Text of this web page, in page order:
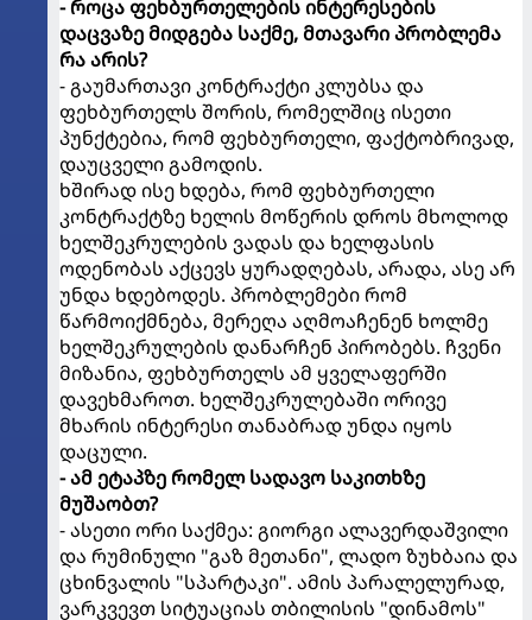
- როცა ფეხბურთელების ინტერესების
დაცვაზე მიდგება საქმე, მთავარი პრობლემა
რა არის?
- გაუმართავი კონტრაქტი კლუბსა და
ფეხბურთელს შორის, რომელშიც ისეთი
პუნქტებია, რომ ფეხბურთელი, ფაქტობრივად,
დაუცველი გამოდის.
ხშირად ისე ხდება, რომ ფეხბურთელი
კონტრაქტზე ხელის მოწერის დროს მხოლოდ
ხელშეკრულების ვადას და ხელფასის
ოდენობას აქცევს ყურადღებას, არადა, ასე არ
უნდა ხდებოდეს. პრობლემები რომ
წარმოიქმნება, მერეღა აღმოაჩენენ ხოლმე
ხელშეკრულების დანარჩენ პირობებს. ჩვენი
მიზანია, ფეხბურთელს ამ ყველაფერში
დავეხმაროთ. ხელშეკრულებაში ორივე
მხარის ინტერესი თანაბრად უნდა იყოს
დაცული.
- ამ ეტაპზე რომელ სადავო საკითხზე
მუშაობთ?
- ასეთი ორი საქმეა: გიორგი ალავერდაშვილი
და რუმინული "გაზ მეთანი", ლადო ზუხბაია და
ცხინვალის "სპარტაკი". ამის პარალელურად,
ვარკვევთ სიტუაციას თბილისის "დინამოს"